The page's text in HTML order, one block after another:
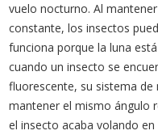
vuelo nocturno. Al
constante, los insectos
funciona porque la luna
cuando un insecto se
fluorescente, su sistema de
mantener el mismo ángulo
el insecto acaba volando